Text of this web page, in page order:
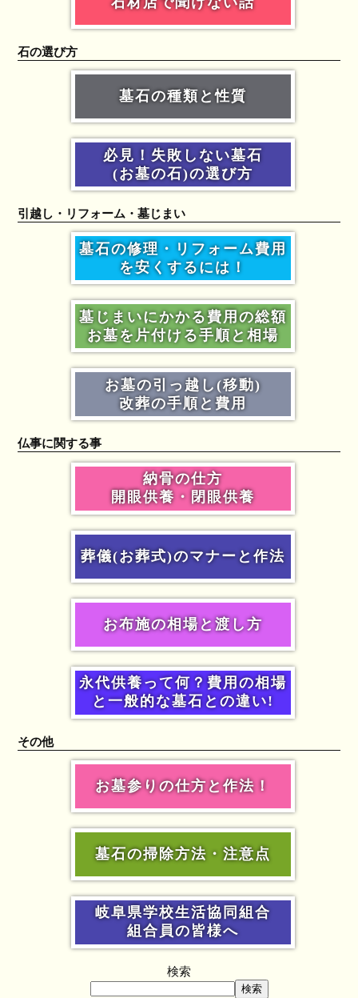
石の選び方
墓石の種類と性質
必見！失敗しない墓石
(お墓の石)の選び方
引越し・リフォーム・墓じまい
墓石の修理・リフォーム費用
を安くするには！
墓じまいにかかる費用の総額
お墓を片付ける手順と相場
お墓の引っ越し(移動)
改葬の手順と費用
仏事に関する事
納骨の仕方
開眼供養・閉眼供養
葬儀(お葬式)のマナーと作法
お布施の相場と渡し方
永代供養って何？費用の相場
と一般的な墓石との違い!
その他
お墓参りの仕方と作法！
墓石の掃除方法・注意点
岐阜県学校生活協同組合
組合員の皆様へ
検索
検索